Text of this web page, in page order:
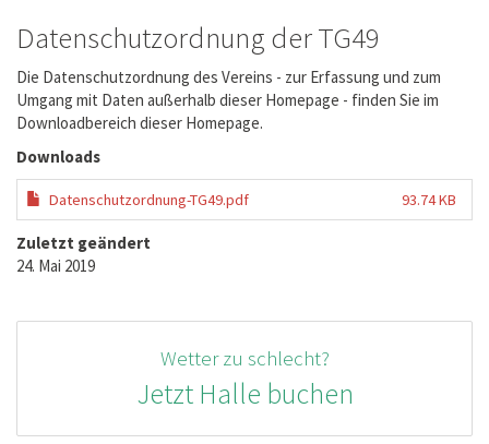
Datenschutzordnung der TG49
Die Datenschutzordnung des Vereins - zur Erfassung und zum
Umgang mit Daten außerhalb dieser Homepage - finden Sie im
Downloadbereich dieser Homepage.
Downloads
Datenschutzordnung-TG49.pdf 93.74 KB
Zuletzt geändert
24. Mai 2019
Wetter zu schlecht?
Jetzt Halle buchen